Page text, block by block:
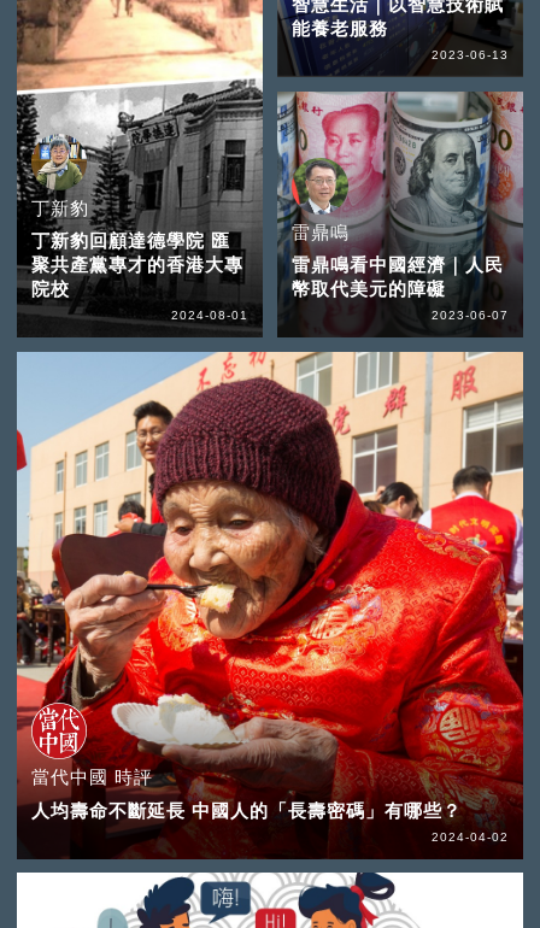
丁新豹
丁新豹回顧達德學院 匯
聚共產黨專才的香港大專
院校
2024-08-01
當代中國 時評
人均壽命不斷延長 中國人的「長壽密碼」有哪些？
2024-04-02
智慧生活｜以智慧技術賦
能養老服務
2023-06-13
雷鼎鳴
雷鼎鳴看中國經濟｜人民
幣取代美元的障礙
2023-06-07